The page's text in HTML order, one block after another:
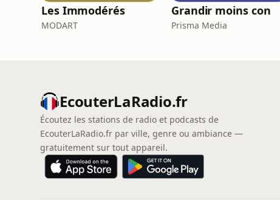
Les Immodérés
MODART
Grandir moins con
Prisma Media
EcouterLaRadio.fr
Écoutez les stations de radio et podcasts de
EcouterLaRadio.fr par ville, genre ou ambiance —
gratuitement sur tout appareil.